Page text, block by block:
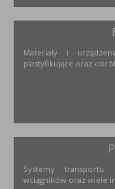
Materiały i
plastyfikujące oraz
Systemy transportu
wciągników oraz wiele